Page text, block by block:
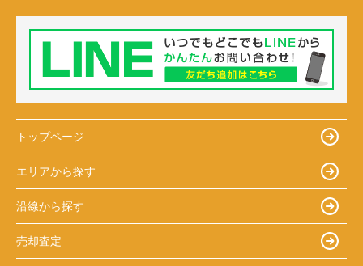
トップページ
エリアから探す
沿線から探す
売却査定